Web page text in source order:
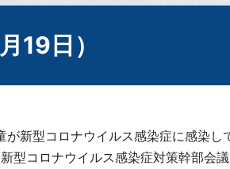
19日）
新型コロナウイルス感染症に感染し
型コロナウイルス感染症対策幹部会